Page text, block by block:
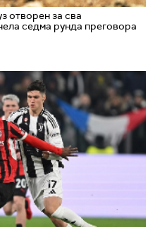
отворен за сва
седма рунда преговора